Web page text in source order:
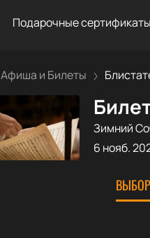
Подарочные сертификаты
Афиша и Билеты
Зимний
6 нояб.